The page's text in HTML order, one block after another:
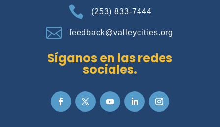
 (253) 833-7444
 feedback@valleycities.org
Síganos en las redes
sociales.